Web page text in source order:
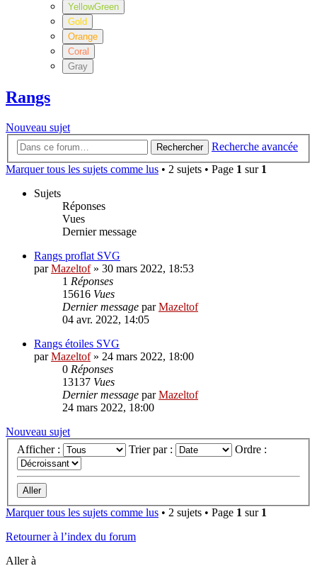
YellowGreen
Gold
Orange
Coral
Gray
Rangs
Nouveau sujet
Rechercher
Recherche avancée
Marquer tous les sujets comme lus • 2 sujets • Page 1 sur 1
Sujets
Réponses
Vues
Dernier message
Rangs proflat SVG
parMazeltof» 30 mars 2022, 18:53
1 Réponses
15616 Vues
Dernier message parMazeltof
04 avr. 2022, 14:05
Rangs étoiles SVG
parMazeltof» 24 mars 2022, 18:00
0 Réponses
13137 Vues
Dernier message parMazeltof
24 mars 2022, 18:00
Nouveau sujet
Afficher :
Trier par : Ordre :
Marquer tous les sujets comme lus • 2 sujets • Page 1 sur 1
Retourner à l’index du forum
Aller à